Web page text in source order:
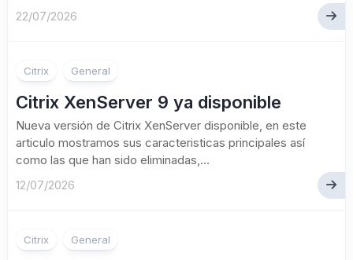
22/07/2026
Citrix General
Citrix XenServer 9 ya disponible
Nueva versión de Citrix XenServer disponible, en este
articulo mostramos sus caracteristicas principales así
como las que han sido eliminadas,...
12/07/2026
Citrix General